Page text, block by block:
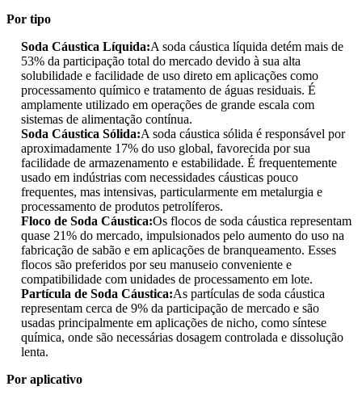
Por tipo
Soda Cáustica Líquida:A soda cáustica líquida detém mais de
53% da participação total do mercado devido à sua alta
solubilidade e facilidade de uso direto em aplicações como
processamento químico e tratamento de águas residuais. É
amplamente utilizado em operações de grande escala com
sistemas de alimentação contínua.
Soda Cáustica Sólida:A soda cáustica sólida é responsável por
aproximadamente 17% do uso global, favorecida por sua
facilidade de armazenamento e estabilidade. É frequentemente
usado em indústrias com necessidades cáusticas pouco
frequentes, mas intensivas, particularmente em metalurgia e
processamento de produtos petrolíferos.
Floco de Soda Cáustica:Os flocos de soda cáustica representam
quase 21% do mercado, impulsionados pelo aumento do uso na
fabricação de sabão e em aplicações de branqueamento. Esses
flocos são preferidos por seu manuseio conveniente e
compatibilidade com unidades de processamento em lote.
Partícula de Soda Cáustica:As partículas de soda cáustica
representam cerca de 9% da participação de mercado e são
usadas principalmente em aplicações de nicho, como síntese
química, onde são necessárias dosagem controlada e dissolução
lenta.
Por aplicativo